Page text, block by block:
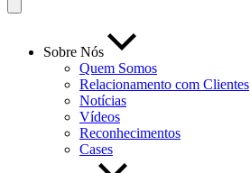
Sobre Nós
Quem Somos
Relacionamento com Clientes
Notícias
Vídeos
Reconhecimentos
Cases